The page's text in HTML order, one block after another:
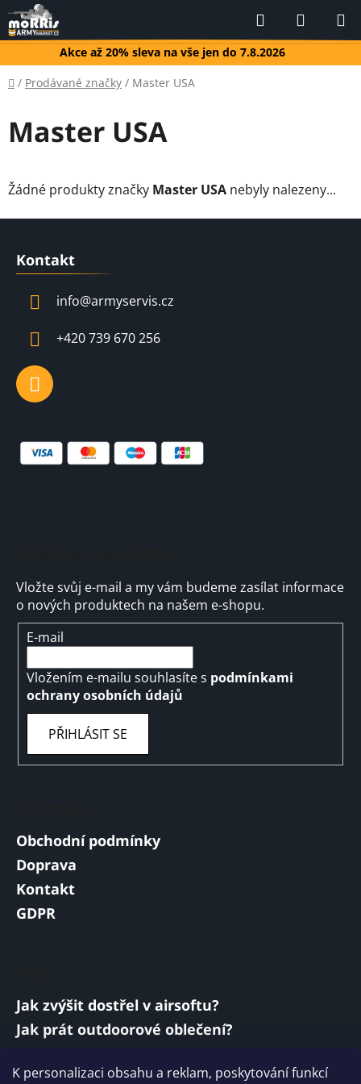
K personalizaci obsahu a reklam, poskytování funkcí
Přejít
na
obsah
Akce až 20% sleva na vše jen do 7.8.2026
Hledat
KOŠÍK
Domů
/ Prodávané značky / Master USA
Master USA
Žádné produkty značky Master USA nebyly nalezeny...
Kontakt
info@armyservis.cz
+420 739 670 256
Vložte svůj e-mail a my vám budeme zasílat informace
o nových produktech na našem e-shopu.
E-mail
Vložením e-mailu souhlasíte s podmínkami
ochrany osobních údajů
PŘIHLÁSIT SE
Obchodní podmínky
Doprava
Kontakt
GDPR
Jak zvýšit dostřel v airsoftu?
Jak prát outdoorové oblečení?
Vojenská a armádní sluchátka: co musí